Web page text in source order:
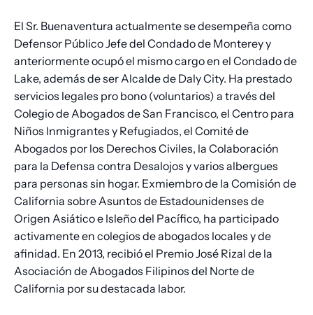
El Sr. Buenaventura actualmente se desempeña como
Defensor Público Jefe del Condado de Monterey y
anteriormente ocupó el mismo cargo en el Condado de
Lake, además de ser Alcalde de Daly City. Ha prestado
servicios legales pro bono (voluntarios) a través del
Colegio de Abogados de San Francisco, el Centro para
Niños Inmigrantes y Refugiados, el Comité de
Abogados por los Derechos Civiles, la Colaboración
para la Defensa contra Desalojos y varios albergues
para personas sin hogar. Exmiembro de la Comisión de
California sobre Asuntos de Estadounidenses de
Origen Asiático e Isleño del Pacífico, ha participado
activamente en colegios de abogados locales y de
afinidad. En 2013, recibió el Premio José Rizal de la
Asociación de Abogados Filipinos del Norte de
California por su destacada labor.